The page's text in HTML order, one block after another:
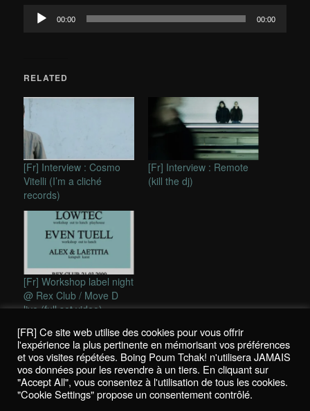
Audio
Player
00:00 00:00
RELATED
[Fr] Interview : Cosmo
Vitelli (I’m a cliché
records)
[Fr] Interview : Remote
(kill the dj)
[Fr] Workshop label night
@ Rex Club / Move D
live (full set video)
This entry was posted inReviews / Chroniquesand taggedcosmo
vitelli,i'm a cliché,quiet villagebymikhail. Bookmark thepermalink.
Politique de confidentialité / Privacy Policy
[FR] Ce site web utilise des cookies pour vous offrir
l'expérience la plus pertinente en mémorisant vos préférences
et vos visites répétées. Boing Poum Tchak! n'utilisera JAMAIS
vos données pour les revendre à un tiers. En cliquant sur
"Accept All", vous consentez à l'utilisation de tous les cookies.
"Cookie Settings" propose un consentement contrôlé.